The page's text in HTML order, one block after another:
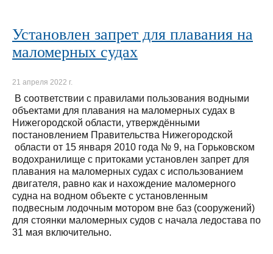
Установлен запрет для плавания на
маломерных судах
21 апреля 2022 г.
В соответствии с правилами пользования водными
объектами для плавания на маломерных судах в
Нижегородской области, утверждёнными
постановлением Правительства Нижегородской
области от 15 января 2010 года № 9, на Горьковском
водохранилище с притоками установлен запрет для
плавания на маломерных судах с использованием
двигателя, равно как и нахождение маломерного
судна на водном объекте с установленным
подвесным лодочным мотором вне баз (сооружений)
для стоянки маломерных судов с начала ледостава по
31 мая включительно.